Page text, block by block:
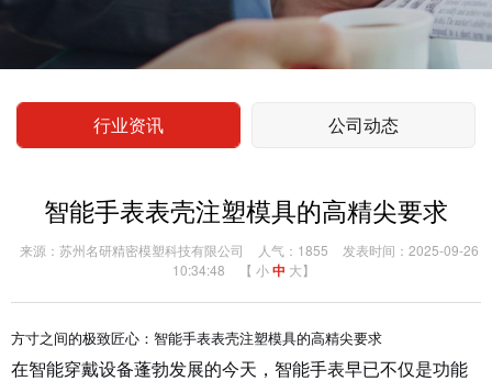
行业资讯 公司动态
智能手表表壳注塑模具的高精尖要求
来源：苏州名研精密模塑科技有限公司 人气：1855
发表时间：2025-09-26
10:34:48
【 小 中 大】
方寸之间的极致匠心：智能手表表壳注塑模具的高精尖要求
在智能穿戴设备蓬勃发展的今天，智能手表早已不仅是功能